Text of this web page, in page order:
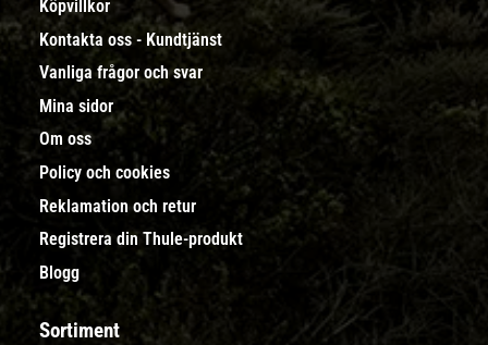
Köpvillkor
Kontakta oss - Kundtjänst
Vanliga frågor och svar
Mina sidor
Om oss
Policy och cookies
Reklamation och retur
Registrera din Thule-produkt
Blogg
Sortiment